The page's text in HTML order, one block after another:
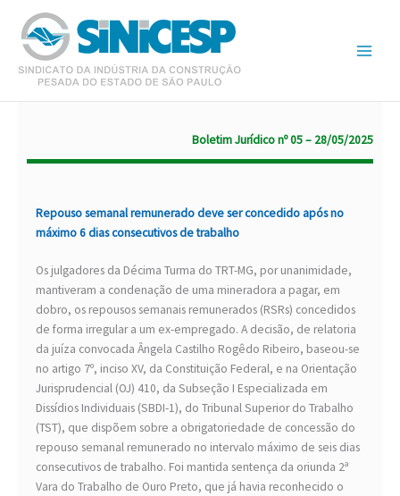
para
conteúdo
Boletim Jurídico nº 05 – 28/05/2025
Repouso semanal remunerado deve ser concedido após no
máximo 6 dias consecutivos de trabalho
Os julgadores da Décima Turma do TRT-MG, por unanimidade,
mantiveram a condenação de uma mineradora a pagar, em
dobro, os repousos semanais remunerados (RSRs) concedidos
de forma irregular a um ex-empregado. A decisão, de relatoria
da juíza convocada Ângela Castilho Rogêdo Ribeiro, baseou-se
no artigo 7º, inciso XV, da Constituição Federal, e na Orientação
Jurisprudencial (OJ) 410, da Subseção I Especializada em
Dissídios Individuais (SBDI-1), do Tribunal Superior do Trabalho
(TST), que dispõem sobre a obrigatoriedade de concessão do
repouso semanal remunerado no intervalo máximo de seis dias
consecutivos de trabalho. Foi mantida sentença da oriunda 2ª
Vara do Trabalho de Ouro Preto, que já havia reconhecido o